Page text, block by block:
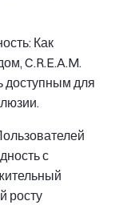
Как
C.R.E.A.M.
доступным для
с
росту